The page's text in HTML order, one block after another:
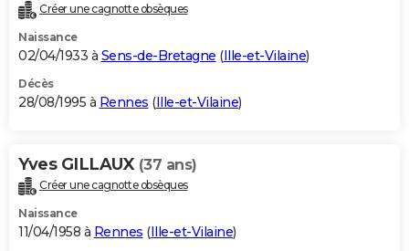
Créer une cagnotte obsèques
Naissance
02/04/1933 à Sens-de-Bretagne (Ille-et-Vilaine)
Décès
28/08/1995 à Rennes (Ille-et-Vilaine)
Yves GILLAUX (37 ans)
Créer une cagnotte obsèques
Naissance
11/04/1958 à Rennes (Ille-et-Vilaine)